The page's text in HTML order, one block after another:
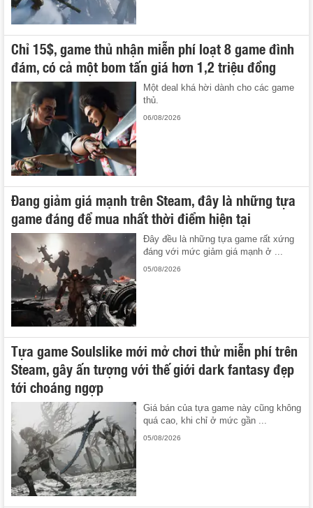
Chỉ 15$, game thủ nhận miễn phí loạt 8 game đình
đám, có cả một bom tấn giá hơn 1,2 triệu đồng
Một deal khá hời dành cho các game
thủ.
06/08/2026
Đang giảm giá mạnh trên Steam, đây là những tựa
game đáng để mua nhất thời điểm hiện tại
Đây đều là những tựa game rất xứng
đáng với mức giảm giá mạnh ở ...
05/08/2026
Tựa game Soulslike mới mở chơi thử miễn phí trên
Steam, gây ấn tượng với thế giới dark fantasy đẹp
tới choáng ngợp
Giá bán của tựa game này cũng không
quá cao, khi chỉ ở mức gần ...
05/08/2026